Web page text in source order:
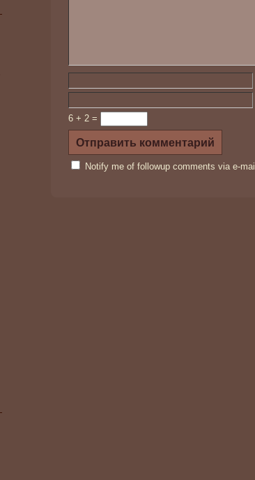
6 + 2 =
Notify me of followup comments via e-mail